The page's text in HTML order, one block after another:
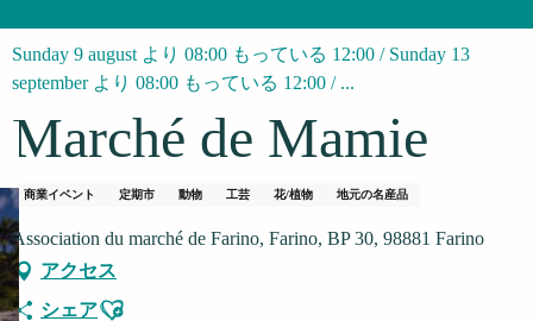
Sunday 9 august より 08:00 もっている 12:00 / Sunday 13
september より 08:00 もっている 12:00 / ...
Marché de Mamie
商業イベント 定期市 動物 工芸 花/植物 地元の名産品
Association du marché de Farino, Farino, BP 30, 98881 Farino
アクセス
シェアAjouter aux favoris